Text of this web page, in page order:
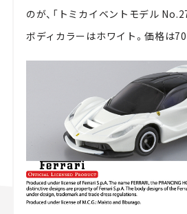
のが、「トミカイベントモデル
ボディカラーはホワイト。価格は